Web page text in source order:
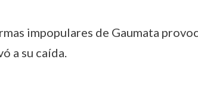
impopulares de Gaumata
a su caída.